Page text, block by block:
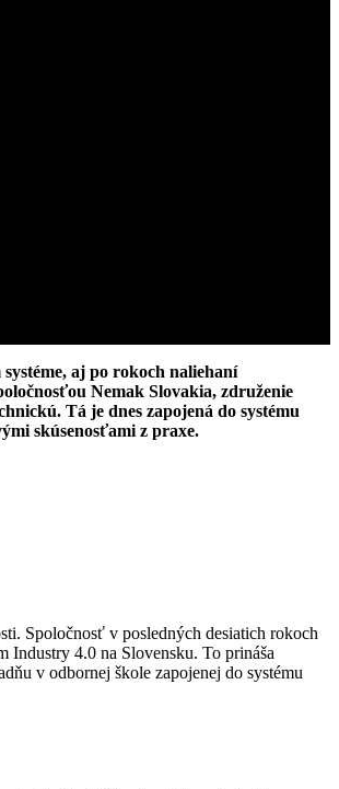
aj po rokoch naliehaní
Nemak Slovakia, združenie
Tá je dnes zapojená do systému
skúsenosťami z praxe.
Spoločnosť v posledných desiatich rokoch
Industry 4.0 na Slovensku. To prináša
v odbornej škole zapojenej do systému